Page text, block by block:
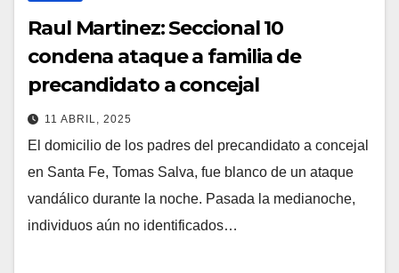
Raul Martinez: Seccional 10
condena ataque a familia de
precandidato a concejal
11 ABRIL, 2025
El domicilio de los padres del precandidato a concejal
en Santa Fe, Tomas Salva, fue blanco de un ataque
vandálico durante la noche. Pasada la medianoche,
individuos aún no identificados…